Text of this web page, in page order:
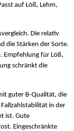
auf Löß, Lehm,
Die relativ
die Stärken der Sorte.
Empfehlung für Löß,
schränkt die
guter B-Qualität, die
in der
ist. Gute
Eingeschränkte